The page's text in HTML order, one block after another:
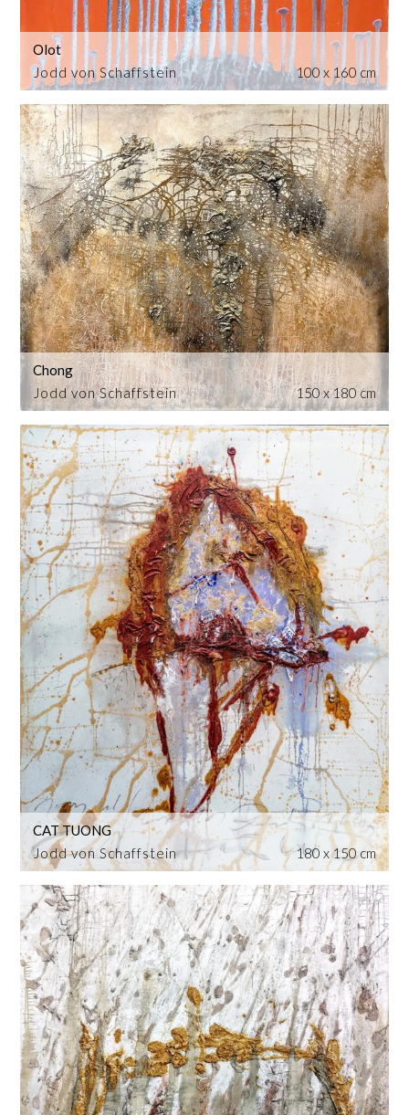
Jodd von Schaffstein
Olot
100 x 160 cm
Jodd von Schaffstein
Chong
150 x 180 cm
Jodd von Schaffstein
CAT TUONG
180 x 150 cm